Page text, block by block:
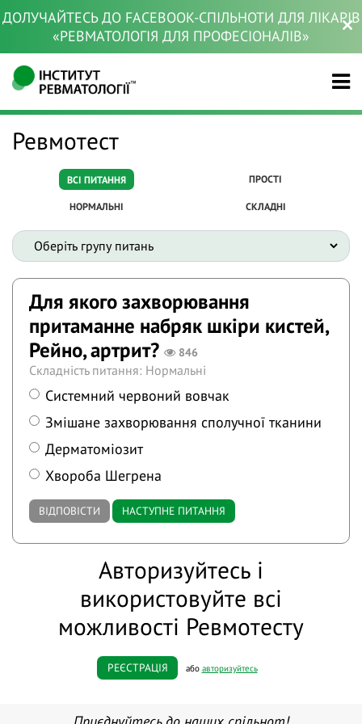
ДОЛУЧАЙТЕСЬ ДО FACEBOOK-СПІЛЬНОТИ ДЛЯ ЛІКАРІВ
«РЕВМАТОЛОГІЯ ДЛЯ ПРОФЕСІОНАЛІВ»
Ревмотест
ВСІ ПИТАННЯ ПРОСТІ
НОРМАЛЬНІ СКЛАДНІ
Для якого захворювання
притаманне набряк шкіри кистей,
Рейно, артрит?
846
Складність питання: Нормальні
Системний червоний вовчак
Змішане захворювання сполучної тканини
Дерматоміозит
Хвороба Шегрена
ВІДПОВІСТИ НАСТУПНЕ ПИТАННЯ
Авторизуйтесь і
використовуйте всі
можливості Ревмотесту
РЕЄСТРАЦІЯ або авторизуйтесь